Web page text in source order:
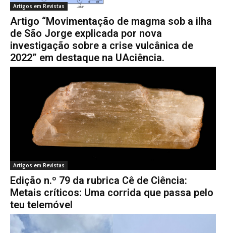
Artigos em Revistas
Artigo “Movimentação de magma sob a ilha
de São Jorge explicada por nova
investigação sobre a crise vulcânica de
2022” em destaque na UAciência.
Artigos em Revistas
Edição n.º 79 da rubrica Cê de Ciência:
Metais críticos: Uma corrida que passa pelo
teu telemóvel